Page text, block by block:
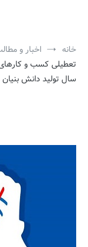
خانه
اخبار و
تعطیلی کسب و کارهای
سال تولید دانش